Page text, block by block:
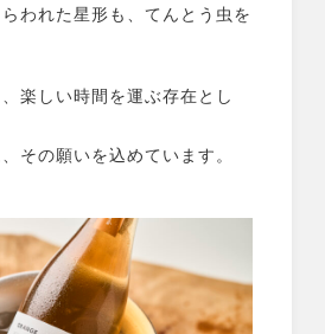
われた星形も、てんとう虫を
楽しい時間を運ぶ存在とし
その願いを込めています。